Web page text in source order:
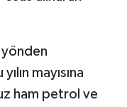
mayısına
ham petrol ve